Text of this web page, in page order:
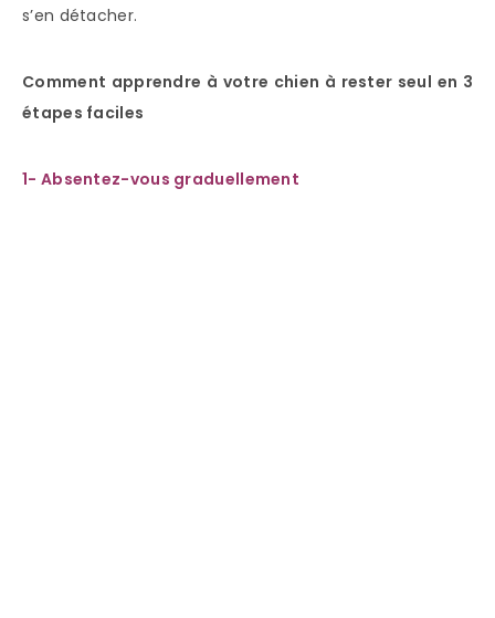
s’en détacher.
Comment apprendre à votre chien à rester seul en 3
étapes faciles
1- Absentez-vous graduellement